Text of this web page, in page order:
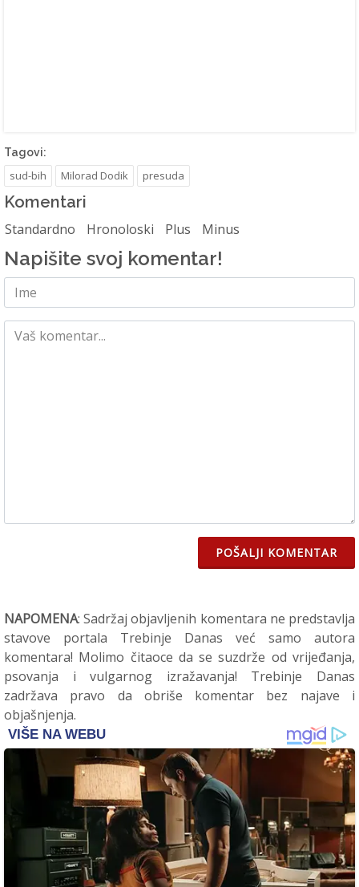
Tagovi:
sud-bih Milorad Dodik presuda
Komentari
Standardno Hronoloski Plus Minus
Napišite svoj komentar!
POŠALJI KOMENTAR
NAPOMENA: Sadržaj objavljenih komentara ne predstavlja
stavove portala Trebinje Danas već samo autora
komentara! Molimo čitaoce da se suzdrže od vrijeđanja,
psovanja i vulgarnog izražavanja! Trebinje Danas
zadržava pravo da obriše komentar bez najave i
objašnjenja.